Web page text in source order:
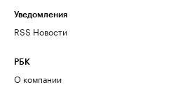
Уведомления
RSS Новости
РБК
О компании